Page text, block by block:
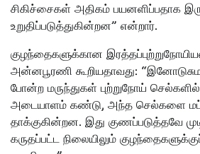
சிகிச்சைகள் அதிகம் பயனளிப்பதாக
உறுதிப்படுத்துகின்றன” என்றார்.
குழந்தைகளுக்கான
அன்னபூரணி கூறியதாவது:
போன்ற மருந்துகள் புற்றுநோய்
அடையாளம் கண்டு, அந்த செல்களை
தாக்குகின்றன. இது குணப்படுத்தவே
கருதப்பட்ட நிலையிலும்